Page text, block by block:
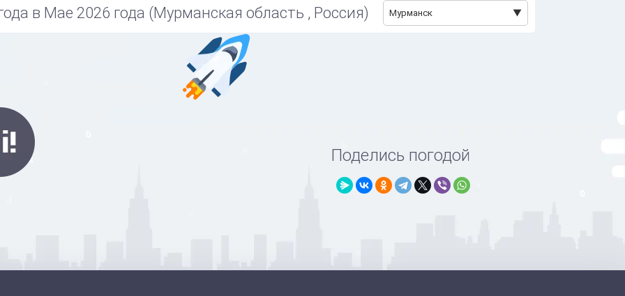
в Мае 2026 года (Мурманская область , Россия) Мурманск
Поделись погодой